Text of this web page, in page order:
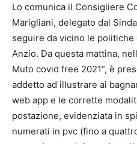
Lo comunica il Consigliere
Marigliani, delegato dal
seguire da vicino le
Anzio. Da questa mattina,
Muto covid free 2021”, è
addetto ad illustrare ai
web app e le corrette
postazione, evidenziata in
numerati in pvc (fino a